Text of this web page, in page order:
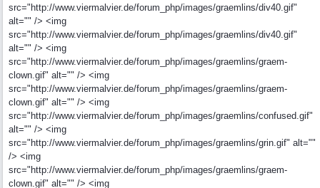
src="http://www.viermalvier.de/forum_php/images/graemlins/div40.gif"
alt="" /> <img
src="http://www.viermalvier.de/forum_php/images/graemlins/div40.gif"
alt="" /> <img
src="http://www.viermalvier.de/forum_php/images/graemlins/graem-
clown.gif" alt="" /> <img
src="http://www.viermalvier.de/forum_php/images/graemlins/graem-
clown.gif" alt="" /> <img
src="http://www.viermalvier.de/forum_php/images/graemlins/confused.gif"
alt="" /> <img
src="http://www.viermalvier.de/forum_php/images/graemlins/grin.gif" alt=""
/> <img
src="http://www.viermalvier.de/forum_php/images/graemlins/graem-
clown.gif" alt="" /> <img